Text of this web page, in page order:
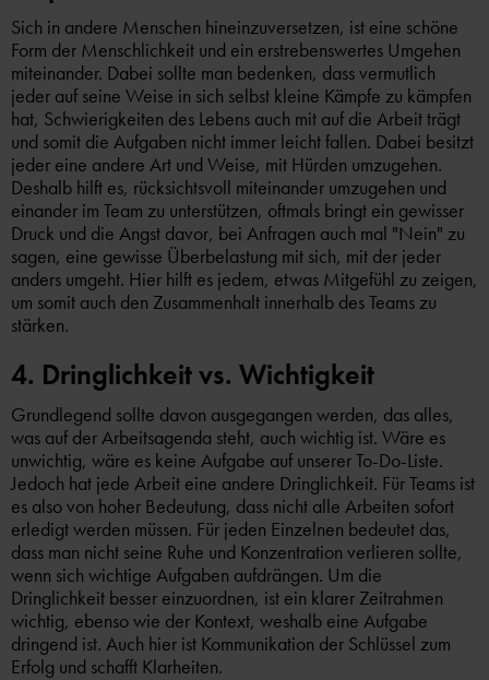
Sich in andere Menschen hineinzuversetzen, ist eine schöne
Form der Menschlichkeit und ein erstrebenswertes Umgehen
miteinander. Dabei sollte man bedenken, dass vermutlich
jeder auf seine Weise in sich selbst kleine Kämpfe zu kämpfen
hat, Schwierigkeiten des Lebens auch mit auf die Arbeit trägt
und somit die Aufgaben nicht immer leicht fallen. Dabei besitzt
jeder eine andere Art und Weise, mit Hürden umzugehen.
Deshalb hilft es, rücksichtsvoll miteinander umzugehen und
einander im Team zu unterstützen, oftmals bringt ein gewisser
Druck und die Angst davor, bei Anfragen auch mal "Nein" zu
sagen, eine gewisse Überbelastung mit sich, mit der jeder
anders umgeht. Hier hilft es jedem, etwas Mitgefühl zu zeigen,
um somit auch den Zusammenhalt innerhalb des Teams zu
stärken.
4. Dringlichkeit vs. Wichtigkeit
Grundlegend sollte davon ausgegangen werden, das alles,
was auf der Arbeitsagenda steht, auch wichtig ist. Wäre es
unwichtig, wäre es keine Aufgabe auf unserer To-Do-Liste.
Jedoch hat jede Arbeit eine andere Dringlichkeit. Für Teams ist
es also von hoher Bedeutung, dass nicht alle Arbeiten sofort
erledigt werden müssen. Für jeden Einzelnen bedeutet das,
dass man nicht seine Ruhe und Konzentration verlieren sollte,
wenn sich wichtige Aufgaben aufdrängen. Um die
Dringlichkeit besser einzuordnen, ist ein klarer Zeitrahmen
wichtig, ebenso wie der Kontext, weshalb eine Aufgabe
dringend ist. Auch hier ist Kommunikation der Schlüssel zum
Erfolg und schafft Klarheiten.